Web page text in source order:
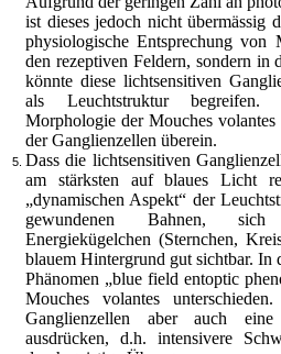
ist dieses jedoch nicht übermässig
physiologische Entsprechung von
den rezeptiven Feldern, sondern in
könnte diese lichtsensitiven
als Leuchtstruktur
Morphologie der Mouches
der Ganglienzellen überein.
Dass die lichtsensitiven
am stärksten auf blaues Licht
„dynamischen Aspekt“ der
gewundenen Bahnen, sich
Energiekügelchen (Sternchen,
blauem Hintergrund gut sichtbar. In
Phänomen „blue field entoptic
Mouches volantes
Ganglienzellen aber auch eine
ausdrücken, d.h. intensivere